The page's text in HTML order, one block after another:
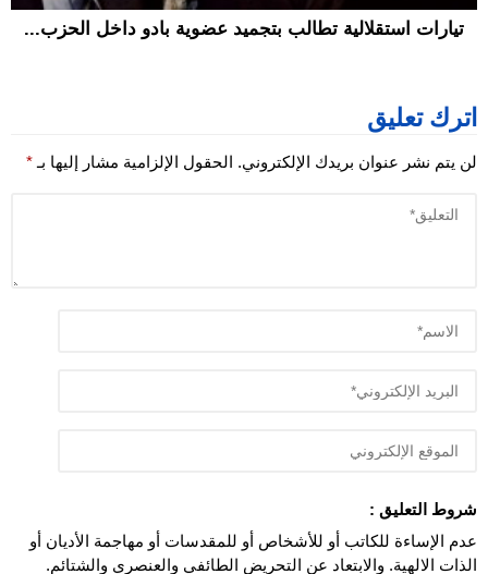
تيارات استقلالية تطالب بتجميد عضوية بادو داخل الحزب...
اترك تعليق
لن يتم نشر عنوان بريدك الإلكتروني. الحقول الإلزامية مشار إليها بـ *
شروط التعليق :
عدم الإساءة للكاتب أو للأشخاص أو للمقدسات أو مهاجمة الأديان أو
الذات الالهية. والابتعاد عن التحريض الطائفي والعنصري والشتائم.